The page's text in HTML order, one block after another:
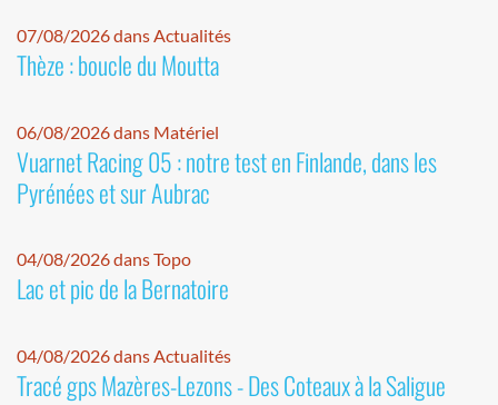
07/08/2026 dans Actualités
Thèze : boucle du Moutta
06/08/2026 dans Matériel
Vuarnet Racing 05 : notre test en Finlande, dans les
Pyrénées et sur Aubrac
04/08/2026 dans Topo
Lac et pic de la Bernatoire
04/08/2026 dans Actualités
Tracé gps Mazères-Lezons - Des Coteaux à la Saligue